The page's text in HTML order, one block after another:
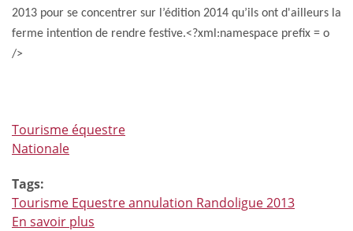
2013 pour se concentrer sur l’édition 2014 qu’ils ont d'ailleurs la
ferme intention de rendre festive.<?xml:namespace prefix = o
/>
Tourisme équestre
Nationale
Tags:
Tourisme Equestre annulation Randoligue 2013
En savoir plus